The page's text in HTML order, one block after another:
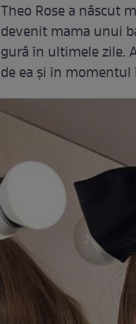
Theo Rose a născut
devenit mama unui
gură în ultimele zile.
de ea și în